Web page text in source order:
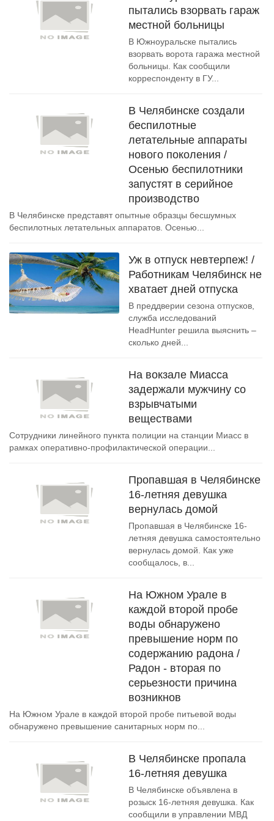
пытались взорвать гараж
местной больницы
В Южноуральске пытались
взорвать ворота гаража местной
больницы. Как сообщили
корреспонденту в ГУ...
В Челябинске создали
беспилотные
летательные аппараты
нового поколения /
Осенью беспилотники
запустят в серийное
производство
В Челябинске представят опытные образцы бесшумных
беспилотных летательных аппаратов. Осенью...
Уж в отпуск невтерпеж! /
Работникам Челябинск не
хватает дней отпуска
В преддверии сезона отпусков,
служба исследований
HeadHunter решила выяснить –
сколько дней...
На вокзале Миасса
задержали мужчину со
взрывчатыми
веществами
Сотрудники линейного пункта полиции на станции Миасс в
рамках оперативно-профилактической операции...
Пропавшая в Челябинске
16-летняя девушка
вернулась домой
Пропавшая в Челябинске 16-
летняя девушка самостоятельно
вернулась домой. Как уже
сообщалось, в...
На Южном Урале в
каждой второй пробе
воды обнаружено
превышение норм по
содержанию радона /
Радон - вторая по
серьезности причина
возникнов
На Южном Урале в каждой второй пробе питьевой воды
обнаружено превышение санитарных норм по...
В Челябинске пропала
16-летняя девушка
В Челябинске объявлена в
розыск 16-летняя девушка. Как
сообщили в управлении МВД